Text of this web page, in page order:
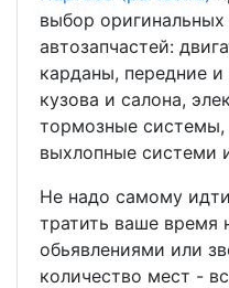
выбор
автозапчастей:
карданы, передние
кузова и салона,
тормозные
выхлопные системи
Не надо самому
тратить ваше время
обьявлениями или
количество мест -